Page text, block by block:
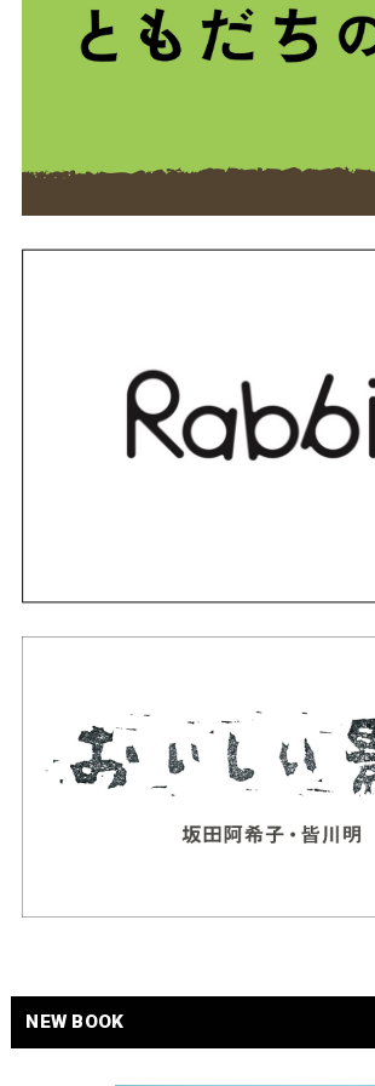
NEW BOOK